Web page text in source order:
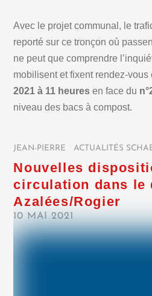
Avec le projet communal, le
reporté sur ce tronçon où
ne peut que comprendre
mobilisent et fixent rendez-
2021 à 11 heures en face du
niveau des bacs à compost.
JEAN-PIERRE ACTUALITÉS
Nouvelles
circulation dans le
Azalées/Rogier
10 MAI 2021